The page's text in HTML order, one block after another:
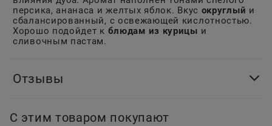
персика, ананаса и желтых яблок. Вкус округлый и
сбалансированный, с освежающей кислотностью.
Хорошо подойдет к блюдам из курицы и
сливочным пастам.
Отзывы
С этим товаром покупают